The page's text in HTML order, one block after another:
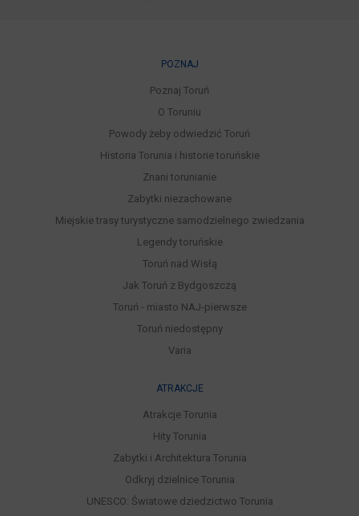
POZNAJ
Poznaj Toruń
O Toruniu
Powody żeby odwiedzić Toruń
Historia Torunia i historie toruńskie
Znani torunianie
Zabytki niezachowane
Miejskie trasy turystyczne samodzielnego zwiedzania
Legendy toruńskie
Toruń nad Wisłą
Jak Toruń z Bydgoszczą
Toruń - miasto NAJ-pierwsze
Toruń niedostępny
Varia
ATRAKCJE
Atrakcje Torunia
Hity Torunia
Zabytki i Architektura Torunia
Odkryj dzielnice Torunia
UNESCO: Światowe dziedzictwo Torunia